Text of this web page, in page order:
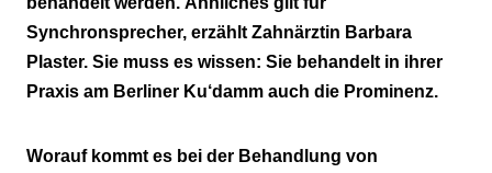
Synchronsprecher, erzählt Zahnärztin Barbara
Plaster. Sie muss es wissen: Sie behandelt in ihrer
Praxis am Berliner Ku‘damm auch die Prominenz.
Worauf kommt es bei der Behandlung von